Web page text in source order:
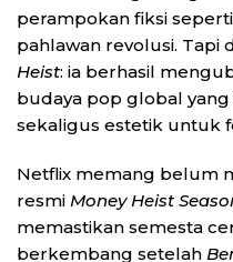
perampokan fiksi
pahlawan revolusi. Tapi
Heist: ia berhasil
budaya pop global yang
sekaligus estetik untuk
Netflix memang belum
resmi Money Heist
memastikan semesta
berkembang setelah